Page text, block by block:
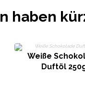
haben
Weiße
Duftöl